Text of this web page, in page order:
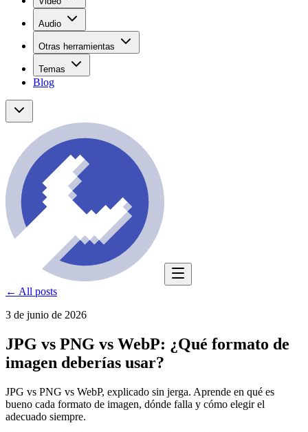
Audio
Otras herramientas
Temas
Blog
← All posts
3 de junio de 2026
JPG vs PNG vs WebP: ¿Qué formato de
imagen deberías usar?
JPG vs PNG vs WebP, explicado sin jerga. Aprende en qué es
bueno cada formato de imagen, dónde falla y cómo elegir el
adecuado siempre.